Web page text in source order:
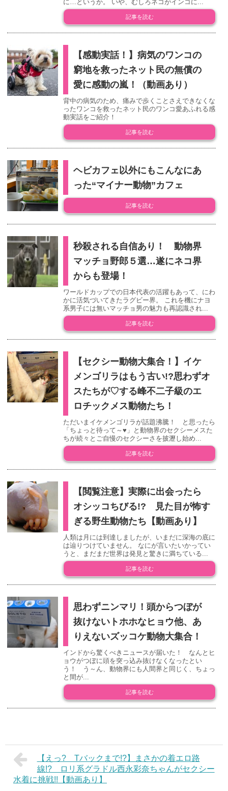
に…というか。 いや、むしろネコがインコに...
記事を読む
【感動実話！】病気のワンコの
窮地を救ったネット民の無償の
愛に感動の嵐！（動画あり）
背中の病気のため、痛みで歩くことさえできなくな
ったワンコを救ったネット民のワンコ愛あふれる感
動実話をご紹介！
記事を読む
ヘビカフェ以外にもこんなにあ
った“マイナー動物”カフェ
記事を読む
秒殺される自信あり！ 動物界
マッチョ野郎５選…遂にネコ界
からも登場！
ワールドカップでの日本代表の活躍もあって、にわ
かに活気づいてきたラグビー界。 これを機にナヨ
系男子には無いマッチョ男の魅力も再認識され...
記事を読む
【セクシー動物大集合！】イケ
メンゴリラはもう古い!?思わずオ
スたちが♡する峰不二子級のエ
ロチックメス動物たち！
ただいまイケメンゴリラが話題沸騰！ と思ったら
「ちょっと待って～♥」と動物界のセクシーメスた
ちが続々とご自慢のセクシーさを披瀝し始め...
記事を読む
【閲覧注意】実際に出会ったら
オシッコちびる!? 見た目が怖す
ぎる野生動物たち【動画あり】
人類は月には到達しましたが、いまだに深海の底に
は辿りつけていません。 なにが言いたいかってい
うと、まだまだ世界は発見と驚きに満ちている...
記事を読む
思わずニンマリ！頭からつぼが
抜けないトホホなヒョウ他、あ
りえないズッコケ動物大集合！
インドから驚くべきニュースが届いた！ なんとヒ
ョウがつぼに頭を突っ込み抜けなくなったとい
う！ う～ん、動物界にも人間界と同じく、ちょっ
と間が...
記事を読む
【えっ? Tバックまで!?】まさかの着エロ路
線!? ロリ系グラドル西永彩奈ちゃんがセクシー
水着に挑戦!!【動画あり】